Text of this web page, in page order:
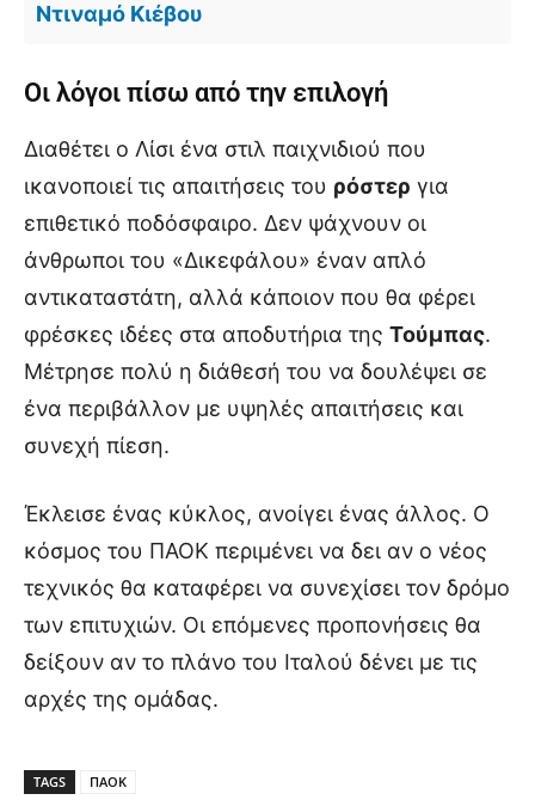
Ντιναμό Κιέβου
Οι λόγοι πίσω από την επιλογή
Διαθέτει ο Λίσι ένα στιλ παιχνιδιού που
ικανοποιεί τις απαιτήσεις του ρόστερ για
επιθετικό ποδόσφαιρο. Δεν ψάχνουν οι
άνθρωποι του «Δικεφάλου» έναν απλό
αντικαταστάτη, αλλά κάποιον που θα φέρει
φρέσκες ιδέες στα αποδυτήρια της Τούμπας.
Μέτρησε πολύ η διάθεσή του να δουλέψει σε
ένα περιβάλλον με υψηλές απαιτήσεις και
συνεχή πίεση.
Έκλεισε ένας κύκλος, ανοίγει ένας άλλος. Ο
κόσμος του ΠΑΟΚ περιμένει να δει αν ο νέος
τεχνικός θα καταφέρει να συνεχίσει τον δρόμο
των επιτυχιών. Οι επόμενες προπονήσεις θα
δείξουν αν το πλάνο του Ιταλού δένει με τις
αρχές της ομάδας.
TAGS ΠΑΟΚ